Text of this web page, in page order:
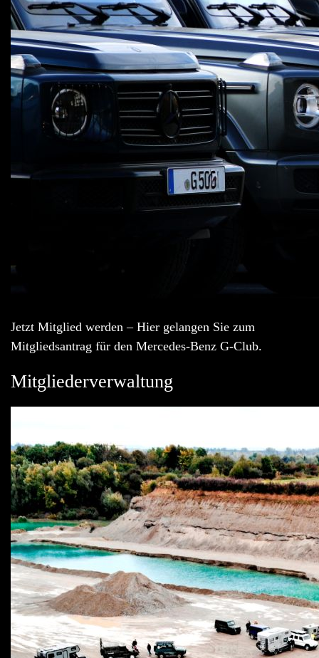
Jetzt Mitglied werden – Hier gelangen Sie zum
Mitgliedsantrag für den Mercedes-Benz G-Club.
Mitgliederverwaltung